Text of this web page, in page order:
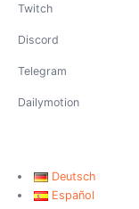
Twitch
Discord
Telegram
Dailymotion
Deutsch
Español